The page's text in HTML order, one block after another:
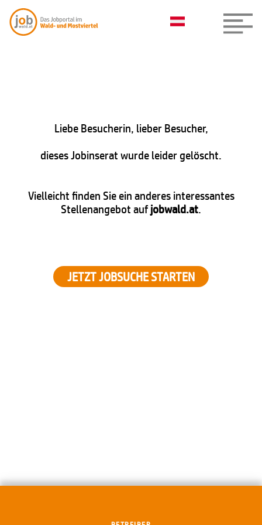
Liebe Besucherin, lieber Besucher,
dieses Jobinserat wurde leider gelöscht.
Vielleicht finden Sie ein anderes interessantes
Stellenangebot aufjobwald.at.
JETZT JOBSUCHE STARTEN